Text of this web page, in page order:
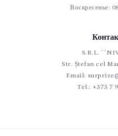
Воскресенье:
S.R.L.
Str. Ștefan cel
Email:
Tel.: +373 7